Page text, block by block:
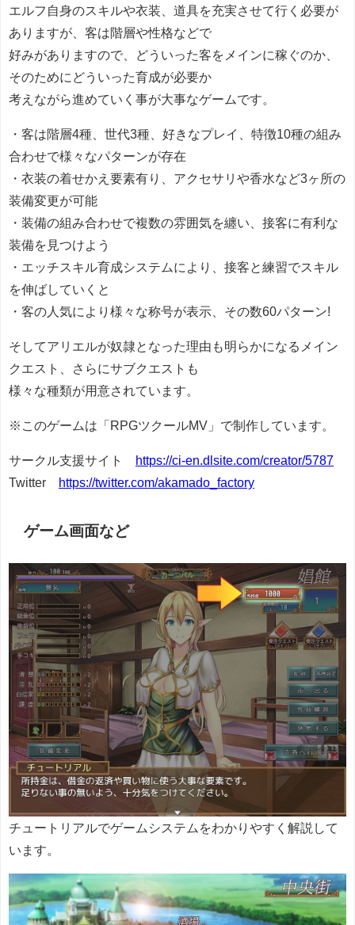
エルフ自身のスキルや衣装、道具を充実させて行く必要が
ありますが、客は階層や性格などで
好みがありますので、どういった客をメインに稼ぐのか、
そのためにどういった育成が必要か
考えながら進めていく事が大事なゲームです。
・客は階層4種、世代3種、好きなプレイ、特徴10種の組み
合わせで様々なパターンが存在
・衣装の着せかえ要素有り、アクセサリや香水など3ヶ所の
装備変更が可能
・装備の組み合わせで複数の雰囲気を纏い、接客に有利な
装備を見つけよう
・エッチスキル育成システムにより、接客と練習でスキル
を伸ばしていくと
・客の人気により様々な称号が表示、その数60パターン!
そしてアリエルが奴隷となった理由も明らかになるメイン
クエスト、さらにサブクエストも
様々な種類が用意されています。
※このゲームは「RPGツクールMV」で制作しています。
サークル支援サイト
https://ci-en.dlsite.com/creator/5787
Twitter
https://twitter.com/akamado_factory
ゲーム画面など
チュートリアルでゲームシステムをわかりやすく解説して
います。